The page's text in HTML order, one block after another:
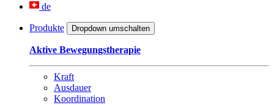
de
Produkte Dropdown umschalten
Aktive Bewegungstherapie
Kraft
Ausdauer
Koordination